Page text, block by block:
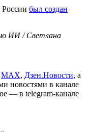
был создан
ИИ / Светлана
МАХ, Дзен.Новости, а
новостями в канале
— в telegram-канале